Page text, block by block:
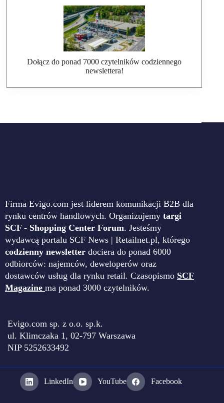
Dołącz do ponad 7000 czytelników codziennego
newslettera!
Firma Evigo.com jest liderem komunikacji B2B dla
rynku centrów handlowych. Organizujemy targi
SCF - Shopping Center Forum. Jesteśmy
wydawcą portalu SCF News | Retailnet.pl, którego
codzienny newsletter dociera do ponad 6000
odbiorców: najemców, deweloperów oraz
dostawców usług dla rynku retail. Czasopismo SCF
Magazine ma ponad 3000 czytelników.
Evigo.com sp. z o.o. sp.k.
ul. Klimczaka 1, 02-797 Warszawa
NIP 5252633492
LinkedIn YouTube Facebook